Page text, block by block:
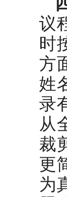
议
时
方
姓
录
从
裁
更
为